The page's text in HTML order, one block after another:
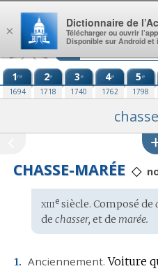
Aller au contenu
1re
1694
2e
1718
3e
1740
4e
1762
5e
1798
CHASSE-MARÉE ◇
Étymologie
:
xiiiesiècle. Composé de
de chasser, et de marée.
1. Anciennement. Voiture
×
Dictionnaire de
Télécharger ou ouvrir
Disponible sur Android et